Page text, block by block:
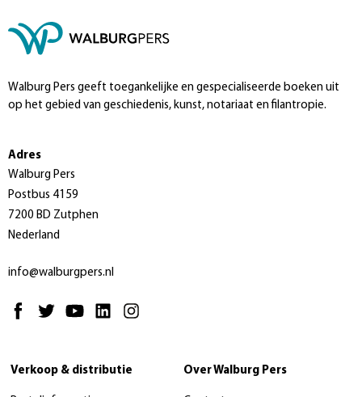
Walburg Pers geeft toegankelijke en gespecialiseerde boeken uit
op het gebied van geschiedenis, kunst, notariaat en filantropie.
Adres
Walburg Pers
Postbus 4159
7200 BD Zutphen
Nederland
info@walburgpers.nl
Verkoop & distributie Over Walburg Pers